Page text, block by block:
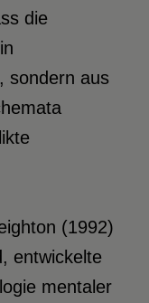
die
sondern aus
(1992)
entwickelte
mentaler